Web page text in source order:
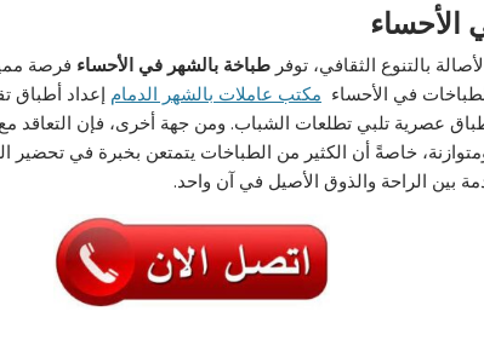
الأحساء
بالتنوع الثقافي، توفر طباخة بالشهر في الأحساء فرصة
في الأحساء مكتب عاملات بالشهر الدمام إعداد أطباق
عصرية تلبي تطلعات الشباب. ومن جهة أخرى، فإن التعاقد
خاصةً أن الكثير من الطباخات يتمتعن بخبرة في
بين الراحة والذوق الأصيل في آن واحد.